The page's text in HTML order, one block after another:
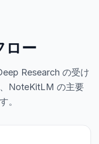
ロー
Research の受け
NoteKitLM の主要
。